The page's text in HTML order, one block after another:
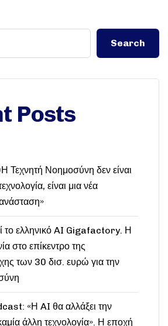
Search
Posts
Τεχνητή Νοημοσύνη δεν είναι
είναι μια νέα
το ελληνικό AI Gigafactory. Η
στο επίκεντρο της
των 30 δισ. ευρώ για την
«Η AI θα αλλάξει την
άλλη τεχνολογία». Η εποχή